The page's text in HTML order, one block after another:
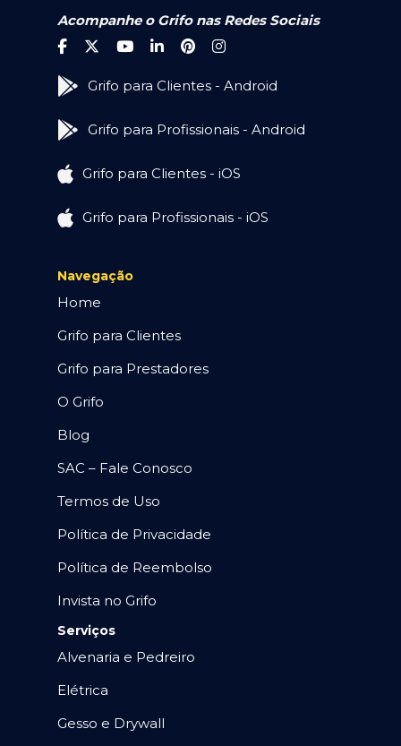
Acompanhe o Grifo nas Redes Sociais
Grifo para Clientes - Android
Grifo para Profissionais - Android
Grifo para Clientes - iOS
Grifo para Profissionais - iOS
Navegação
Home
Grifo para Clientes
Grifo para Prestadores
O Grifo
Blog
SAC – Fale Conosco
Termos de Uso
Política de Privacidade
Política de Reembolso
Invista no Grifo
Serviços
Alvenaria e Pedreiro
Elétrica
Gesso e Drywall